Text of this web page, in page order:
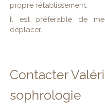
propre rétablissement.
Il est préférable de
déplacer.
Contacter
sophrologie